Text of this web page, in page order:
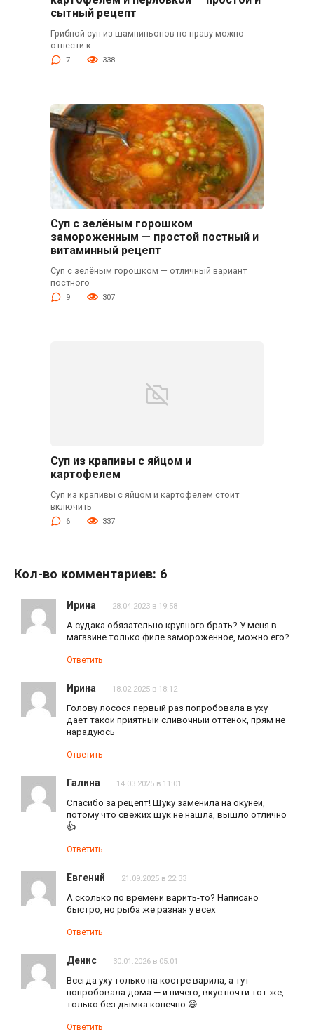
сытный рецепт
Грибной суп из шампиньонов по праву можно
отнести к
7 338
Суп с зелёным горошком
замороженным — простой постный и
витаминный рецепт
Суп с зелёным горошком — отличный вариант
постного
9 307
Суп из крапивы с яйцом и
картофелем
Суп из крапивы с яйцом и картофелем стоит
включить
6 337
Кол-во комментариев: 6
Ирина 28.04.2023 в 19:58
А судака обязательно крупного брать? У меня в
магазине только филе замороженное, можно его?
Ответить
Ирина 18.02.2025 в 18:12
Голову лосося первый раз попробовала в уху —
даёт такой приятный сливочный оттенок, прям не
нарадуюсь
Ответить
Галина 14.03.2025 в 11:01
Спасибо за рецепт! Щуку заменила на окуней,
потому что свежих щук не нашла, вышло отлично
👍
Ответить
Евгений 21.09.2025 в 22:33
А сколько по времени варить-то? Написано
быстро, но рыба же разная у всех
Ответить
Денис 30.01.2026 в 05:01
Всегда уху только на костре варила, а тут
попробовала дома — и ничего, вкус почти тот же,
только без дымка конечно 😄
Ответить